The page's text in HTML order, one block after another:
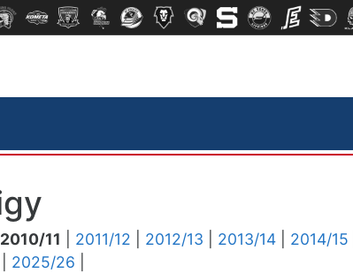
2010/11 2011/12 2012/13 2013/14 2014/15
2025/26